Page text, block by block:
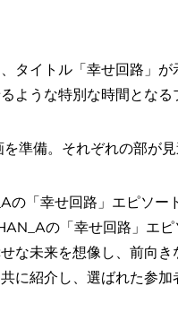
タイトル「幸せ回路」
ような特別な時間となる
準備。それぞれの部が見
の「幸せ回路」エピソー
の「幸せ回路」エ
な未来を想像し、前向
に紹介し、選ばれた参